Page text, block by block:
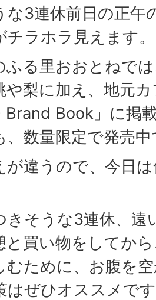
な3連休前日の正午
ラホラ見えます。
ふる里おおとねで
や梨に加え、地元
Brand Book」に掲
、数量限定で発売
が違うので、今日
きそうな3連休、遠
と買い物をしてか
むために、お腹を
はぜひオススメで